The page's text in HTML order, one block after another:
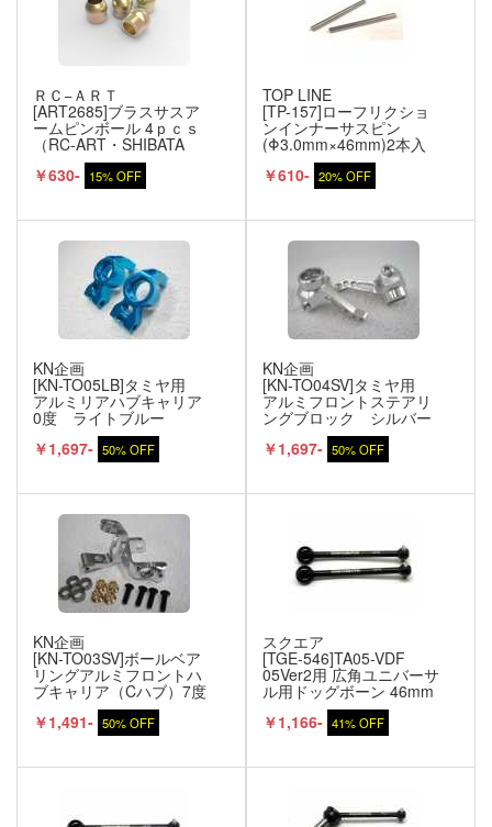
ＲＣ−ＡＲＴ
[ART2685]ブラスサスア
ームピンボール 4ｐｃｓ
（RC-ART・SHIBATA
￥630- 15% OFF
TOP LINE
[TP-157]ローフリクショ
ンインナーサスピン
(Φ3.0mm×46mm)2本入
￥610- 20% OFF
KN企画
[KN-TO05LB]タミヤ用
アルミリアハブキャリア
0度 ライトブルー
￥1,697- 50% OFF
KN企画
[KN-TO04SV]タミヤ用
アルミフロントステアリ
ングブロック シルバー
￥1,697- 50% OFF
KN企画
[KN-TO03SV]ボールベア
リングアルミフロントハ
ブキャリア（Cハブ）7度
タミヤ用 シルバー
￥1,491- 50% OFF
スクエア
[TGE-546]TA05-VDF
05Ver2用 広角ユニバーサ
ル用ドッグボーン 46mm
￥1,166- 41% OFF